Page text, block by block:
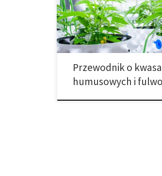
biostymulatorami, które
poprawiają strukturę gleby i
obszernym poradniku
humaty, jak stosować leonardyt,
Przewodnik o
humusowych i